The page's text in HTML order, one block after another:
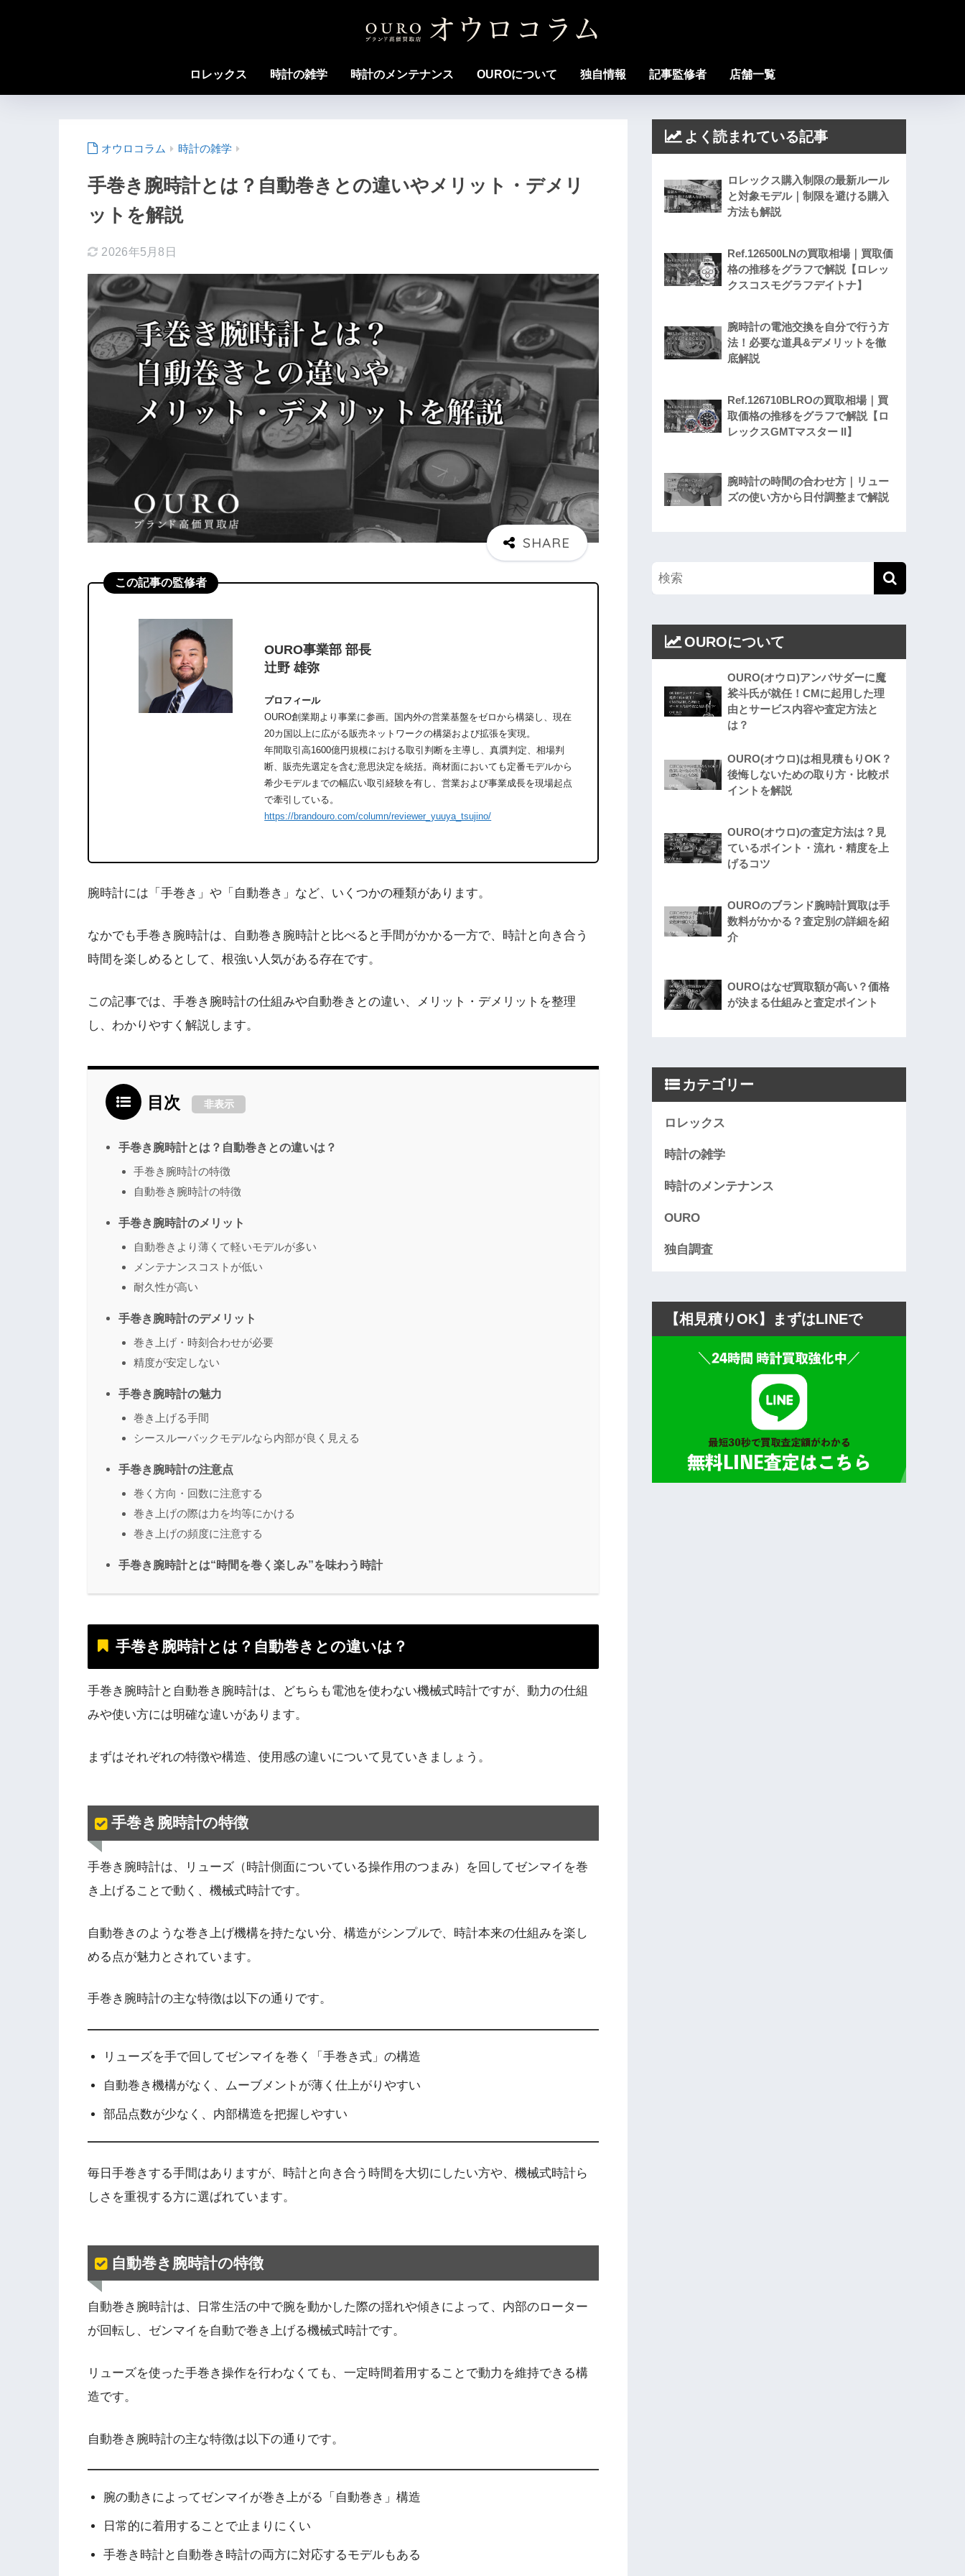
ロレックス 時計の雑学 時計のメンテナンス OUROについて 独自情報 記事監修者 店舗一覧
時計の雑学
手巻き腕時計とは？自動巻きとの違いやメリット・デメリ
ットを解説
2026年5月8日
この記事の監修者
OURO事業部 部長
辻野 雄弥
プロフィール
OURO創業期より事業に参画。国内外の営業基盤をゼロから構築し、現在
20カ国以上に広がる販売ネットワークの構築および拡張を実現。
年間取引高1600億円規模における取引判断を主導し、真贋判定、相場判
断、販売先選定を含む意思決定を統括。商材面においても定番モデルから
希少モデルまでの幅広い取引経験を有し、営業および事業成長を現場起点
で牽引している。
https://brandouro.com/column/reviewer_yuuya_tsujino/
腕時計には「手巻き」や「自動巻き」など、いくつかの種類があります。
なかでも手巻き腕時計は、自動巻き腕時計と比べると手間がかかる一方で、時計と向き合う
時間を楽しめるとして、根強い人気がある存在です。
この記事では、手巻き腕時計の仕組みや自動巻きとの違い、メリット・デメリットを整理
し、わかりやすく解説します。
目次 非表示
手巻き腕時計とは？自動巻きとの違いは？
手巻き腕時計の特徴
自動巻き腕時計の特徴
手巻き腕時計のメリット
自動巻きより薄くて軽いモデルが多い
メンテナンスコストが低い
耐久性が高い
手巻き腕時計のデメリット
巻き上げ・時刻合わせが必要
精度が安定しない
手巻き腕時計の魅力
巻き上げる手間
シースルーバックモデルなら内部が良く見える
手巻き腕時計の注意点
巻く方向・回数に注意する
巻き上げの際は力を均等にかける
巻き上げの頻度に注意する
手巻き腕時計とは“時間を巻く楽しみ”を味わう時計
手巻き腕時計とは？自動巻きとの違いは？
手巻き腕時計と自動巻き腕時計は、どちらも電池を使わない機械式時計ですが、動力の仕組
みや使い方には明確な違いがあります。
まずはそれぞれの特徴や構造、使用感の違いについて見ていきましょう。
手巻き腕時計の特徴
手巻き腕時計は、リューズ（時計側面についている操作用のつまみ）を回してゼンマイを巻
き上げることで動く、機械式時計です。
自動巻きのような巻き上げ機構を持たない分、構造がシンプルで、時計本来の仕組みを楽し
める点が魅力とされています。
手巻き腕時計の主な特徴は以下の通りです。
リューズを手で回してゼンマイを巻く「手巻き式」の構造
自動巻き機構がなく、ムーブメントが薄く仕上がりやすい
部品点数が少なく、内部構造を把握しやすい
毎日手巻きする手間はありますが、時計と向き合う時間を大切にしたい方や、機械式時計ら
しさを重視する方に選ばれています。
自動巻き腕時計の特徴
自動巻き腕時計は、日常生活の中で腕を動かした際の揺れや傾きによって、内部のローター
が回転し、ゼンマイを自動で巻き上げる機械式時計です。
リューズを使った手巻き操作を行わなくても、一定時間着用することで動力を維持できる構
造です。
自動巻き腕時計の主な特徴は以下の通りです。
腕の動きによってゼンマイが巻き上がる「自動巻き」構造
日常的に着用することで止まりにくい
手巻き時計と自動巻き時計の両方に対応するモデルもある
よく読まれている記事
ロレックス購入制限の最新ルール
と対象モデル｜制限を避ける購入
方法も解説
Ref.126500LNの買取相場｜買取価
格の推移をグラフで解説【ロレッ
クスコスモグラフデイトナ】
腕時計の電池交換を自分で行う方
法！必要な道具&デメリットを徹
底解説
Ref.126710BLROの買取相場｜買
取価格の推移をグラフで解説【ロ
レックスGMTマスター II】
腕時計の時間の合わせ方｜リュー
ズの使い方から日付調整まで解説
OUROについて
OURO(オウロ)アンバサダーに魔
裟斗氏が就任！CMに起用した理
由とサービス内容や査定方法と
は？
OURO(オウロ)は相見積もりOK？
後悔しないための取り方・比較ポ
イントを解説
OURO(オウロ)の査定方法は？見
ているポイント・流れ・精度を上
げるコツ
OUROのブランド腕時計買取は手
数料がかかる？査定別の詳細を紹
介
OUROはなぜ買取額が高い？価格
が決まる仕組みと査定ポイント
カテゴリー
ロレックス
時計の雑学
時計のメンテナンス
OURO
独自調査
【相見積りOK】まずはLINEで